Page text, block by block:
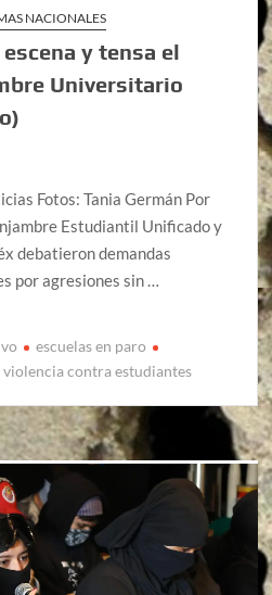
NACIONALES
y tensa el
Universitario
Fotos: Tania Germán Por
Estudiantil Unificado y
debatieron demandas
por agresiones sin …
escuelas en paro
violencia contra estudiantes